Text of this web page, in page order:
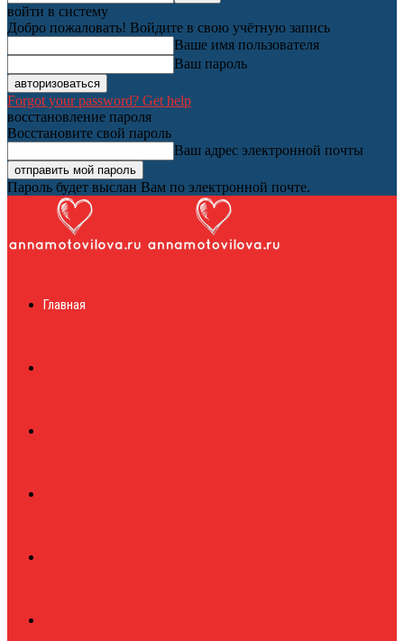
войти в систему
Добро пожаловать! Войдите в свою учётную запись
Ваше имя пользователя
Ваш пароль
Forgot your password? Get help
восстановление пароля
Восстановите свой пароль
Ваш адрес электронной почты
Пароль будет выслан Вам по электронной почте.
журналГлавная